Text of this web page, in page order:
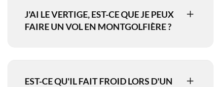
J'AI LE VERTIGE, EST-CE QUE JE PEUX
FAIRE UN VOL EN MONTGOLFIÈRE ?
EST-CE QU'IL FAIT FROID LORS D'UN